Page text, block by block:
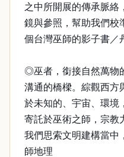
之中所開展的傳承脈絡
鏡與參照，幫助我們
個台灣巫師的影子書／
◎巫者，銜接自然萬物
溝通的橋樑。綜觀西方
於未知的、宇宙、環境
寄託於巫術之師，宗教
我們思索文明建構當
師地理